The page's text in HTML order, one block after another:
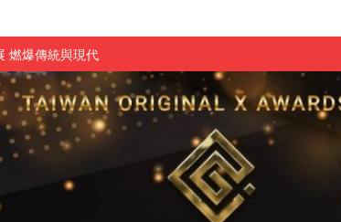
燃爆傳統與現代
創遊戲大賞雙佳作
專廣播詞競賽英文組佳作
型與數位正義
比賽」成績出爐
」 點亮智慧金融時代的跨域新局